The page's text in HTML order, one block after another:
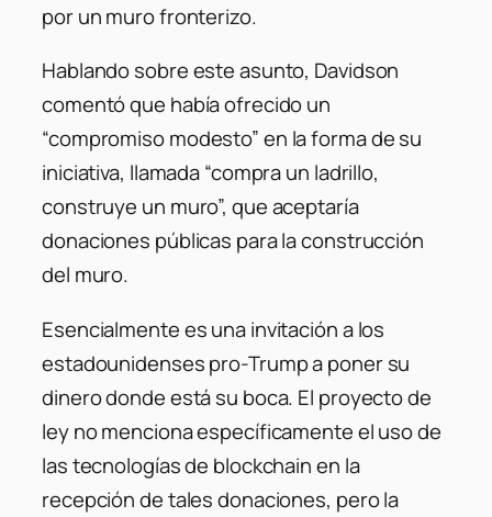
por un muro fronterizo.
Hablando sobre este asunto, Davidson
comentó que había ofrecido un
“compromiso modesto” en la forma de su
iniciativa, llamada “compra un ladrillo,
construye un muro”, que aceptaría
donaciones públicas para la construcción
del muro.
Esencialmente es una invitación a los
estadounidenses pro-Trump a poner su
dinero donde está su boca. El proyecto de
ley no menciona específicamente el uso de
las tecnologías de blockchain en la
recepción de tales donaciones, pero la